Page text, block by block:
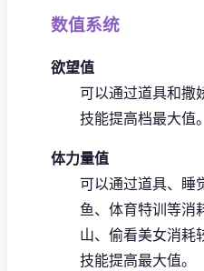
数值系统
欲望值
可以通过道具和撒
技能提高档最大值。
体力量值
可以通过道具、睡
鱼、体育特训等消
山、偷看美女消耗
技能提高最大值。